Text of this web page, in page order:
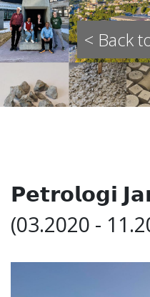
< Back
𝗣𝗲𝘁𝗿𝗼𝗹𝗼𝗴𝗶
(03.2020 -